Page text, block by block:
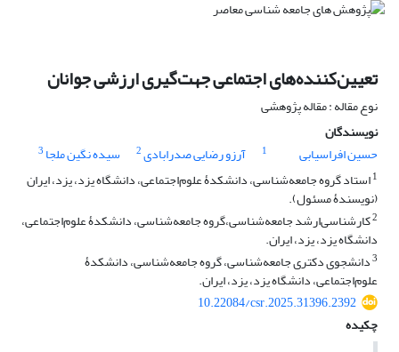
تعیین‌کننده‌های اجتماعی جهت‌گیری ارزشی جوانان
نوع مقاله : مقاله پژوهشی
نویسندگان
حسین افراسیابی
1 آرزو رضایی صدرابادی2 سیده نگین ملجا 3
1استاد گروه جامعه‌شناسی، دانشکدۀ علوم‌اجتماعی، دانشگاه یزد، یزد، ایران
(نویسندۀ مسئول).
2کارشناسی‌ارشد جامعه‌شناسی،گروه جامعه‌شناسی، دانشکدۀ علوم‌اجتماعی،
دانشگاه یزد، یزد، ایران.
3دانشجوی دکتری جامعه‌شناسی، گروه جامعه‌شناسی، دانشکدۀ
علوم‌اجتماعی، دانشگاه یزد، یزد، ایران.
10.22084/csr.2025.31396.2392
چکیده